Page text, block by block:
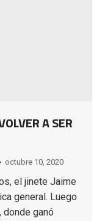
A SER
octubre 10, 2020
el jinete Jaime
general. Luego
ganó